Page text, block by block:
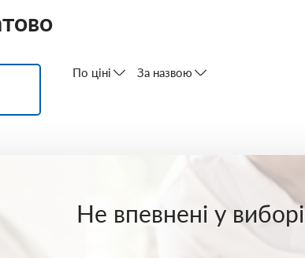
По ціні За назвою
Не впевнені у